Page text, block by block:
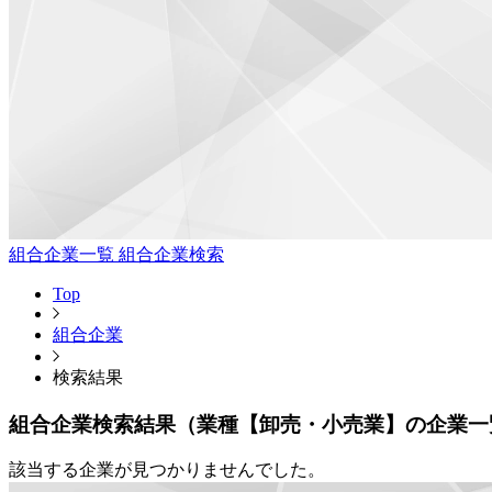
組合企業一覧 組合企業検索
Top
組合企業
検索結果
組合企業検索結果（業種【卸売・小売業】の企業
該当する企業が見つかりませんでした。